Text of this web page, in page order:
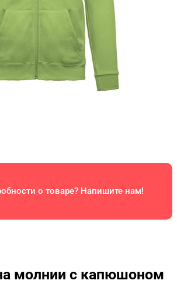
о товаре? Напишите нам!
молнии с капюшоном